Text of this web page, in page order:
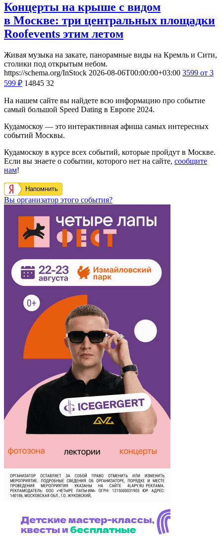
Концерты на крыше с видом
в Москве: три центральных площадки
Roofevents этим летом
Живая музыка на закате, панорамные виды на Кремль и Сити,
столики под открытым небом.
https://schema.org/InStock 2026-08-06T00:00:00+03:00 3599 от 3
599 ₽ 14845 32
На нашем сайте вы найдете всю информацию про событие
самый большой Speed Dating в Европе 2024.
Кудамоскоу — это интерактивная афиша самых интересных
событий Москвы.
Кудамоскоу в курсе всех событий, которые пройдут в Москве.
Если вы знаете о событии, которого нет на сайте, сообщите
нам!
Напомнить
Вы организатор этого события?